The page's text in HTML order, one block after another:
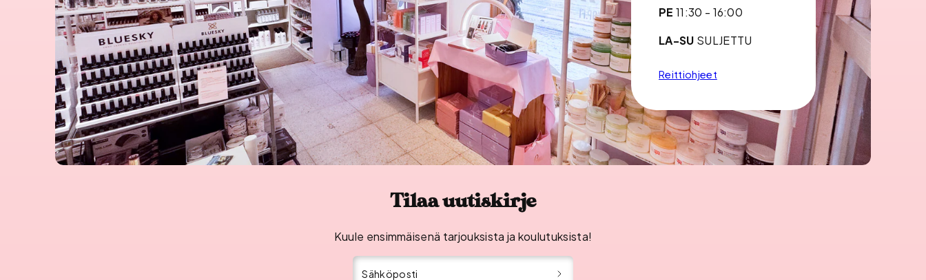
PE 11:30 - 16:00
LA-SU SULJETTU
Reittiohjeet
Tilaa uutiskirje
Kuule ensimmäisenä tarjouksista ja koulutuksista!
Sähköposti